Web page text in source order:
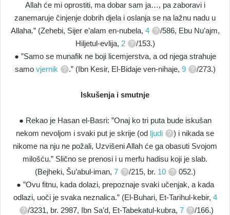
Allah će mi oprostiti, ma dobar sam ja…, pa zaboravi i
zanemaruje činjenje dobrih djela i oslanja se na lažnu nadu u
Allaha.” (Zehebi, Sijer e’alam en-nubela, 4
/586, Ebu Nu’ajm,
Hiljetul-evlija, 2
/153.)
● ”Samo se munafik ne boji licemjerstva, a od njega strahuje
samo vjernik .” (Ibn Kesir, El-Bidaje ven-nihaje, 9 /273.)
Iskušenja i smutnje
● Rekao je Hasan el-Basri: ”Onaj ko tri puta bude iskušan
nekom nevoljom i svaki put je skrije (od ljudi
) i nikada se
nikome na nju ne požali, Uzvišeni Allah će ga obasuti Svojom
milošću.” Slično se prenosi i u merfu hadisu koji je slab.
(Bejheki, Šu’abul-iman, 7 /215, br. 10
052.)
● ”Ovu fitnu, kada dolazi, prepoznaje svaki učenjak, a kada
odlazi, uoči je svaka neznalica.” (El-Buhari, Et-Tarihul-kebir, 4
/3231, br. 2987, Ibn Sa’d, Et-Tabekatul-kubra, 7
/166.)